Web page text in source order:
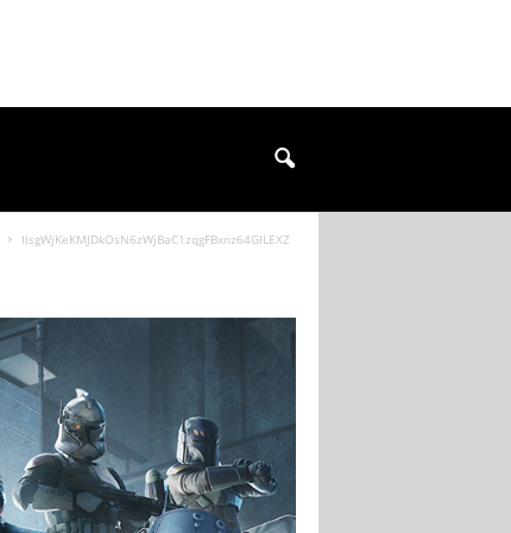
llsgWjKeKMJDkOsN6zWjBaC1zqgFBxnz64GILEXZ